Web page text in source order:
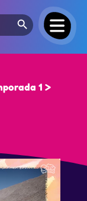
Search Button
1 >